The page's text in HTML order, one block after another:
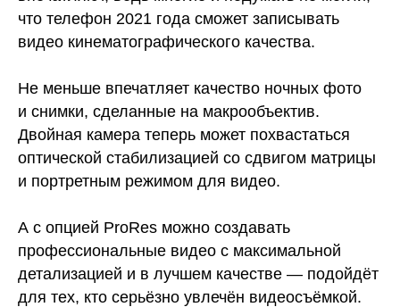
что телефон 2021 года сможет записывать
видео кинематографического качества.
Не меньше впечатляет качество ночных фото
и снимки, сделанные на макрообъектив.
Двойная камера теперь может похвастаться
оптической стабилизацией со сдвигом матрицы
и портретным режимом для видео.
А с опцией ProRes можно создавать
профессиональные видео с максимальной
детализацией и в лучшем качестве — подойдёт
для тех, кто серьёзно увлечён видеосъёмкой.